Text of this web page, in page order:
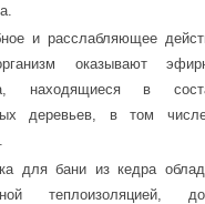
и расслабляющее
оказывают
находящиеся в
деревьев, в том
для бани из кедра
теплоизоляцией,